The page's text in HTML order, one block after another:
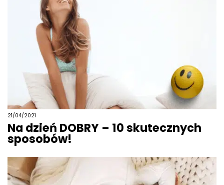
21/04/2021
Na dzień DOBRY – 10 skutecznych
sposobów!